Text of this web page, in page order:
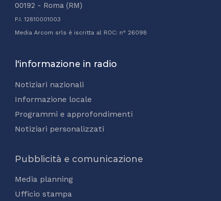
00192 - Roma (RM)
P.I. 12810001003
Media Arcom srls è iscritta al ROC: n° 26098
l'informazione in radio
Notiziari nazionali
Informazione locale
Programmi e approfondimenti
Notiziari personalizzati
Pubblicità e comunicazione
Media planning
Ufficio stampa